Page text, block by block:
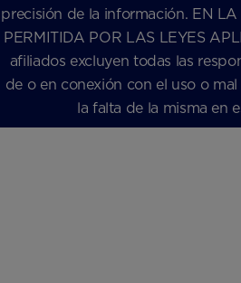
precisión de la información. EN
PERMITIDA POR LAS LEYES
afiliados excluyen todas las
de o en conexión con el uso o
la falta de la misma en